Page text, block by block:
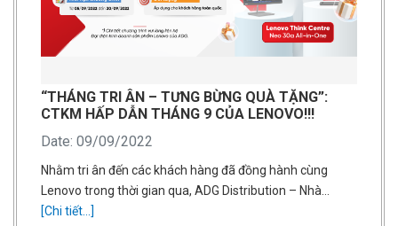
“THÁNG TRI ÂN – TƯNG BỪNG QUÀ TẶNG”:
CTKM HẤP DẪN THÁNG 9 CỦA LENOVO!!!
Date: 09/09/2022
Nhằm tri ân đến các khách hàng đã đồng hành cùng
Lenovo trong thời gian qua, ADG Distribution – Nhà…
[Chi tiết...]